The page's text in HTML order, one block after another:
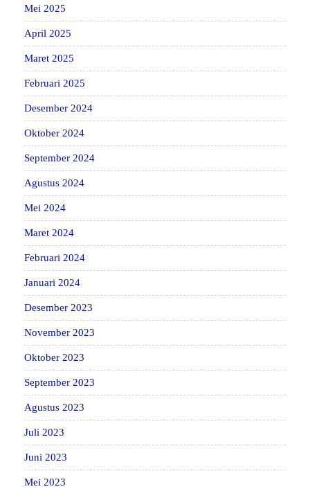
Mei 2025
April 2025
Maret 2025
Februari 2025
Desember 2024
Oktober 2024
September 2024
Agustus 2024
Mei 2024
Maret 2024
Februari 2024
Januari 2024
Desember 2023
November 2023
Oktober 2023
September 2023
Agustus 2023
Juli 2023
Juni 2023
Mei 2023